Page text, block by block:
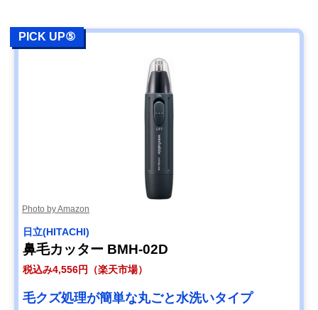
PICK UP⑤
Photo by Amazon
日立(HITACHI)
鼻毛カッター BMH-02D
税込み4,556円（楽天市場）
毛クズ処理が簡単な丸ごと水洗いタイプ